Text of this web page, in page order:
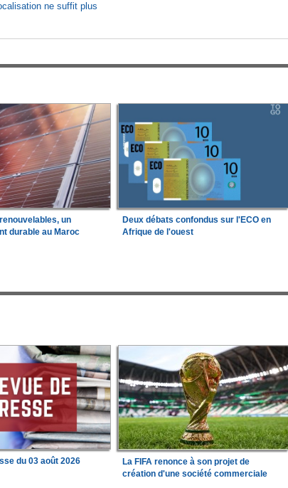
ne suffit plus
un
durable au Maroc
Deux débats confondus sur l'ECO en
Afrique de l'ouest
du 03 août 2026
La FIFA renonce à son projet de
création d'une société commerciale